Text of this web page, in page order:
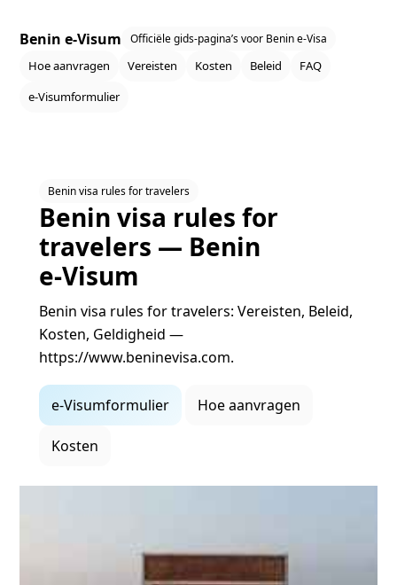
Benin e‑Visum Officiële gids‑pagina’s voor Benin e‑Visa
Hoe aanvragen Vereisten Kosten Beleid
FAQ
e‑Visumformulier
Benin visa rules for travelers
Benin visa rules for
travelers — Benin
e‑Visum
Benin visa rules for travelers: Vereisten, Beleid,
Kosten, Geldigheid —
https://www.beninevisa.com.
e‑Visumformulier Hoe aanvragen
Kosten